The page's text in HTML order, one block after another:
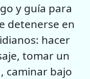
y guía para
detenerse en
hacer
tomar un
caminar bajo